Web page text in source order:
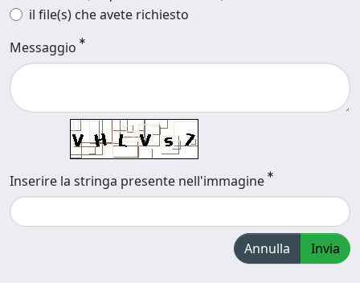
il file(s) che avete richiesto
Messaggio
Inserire la stringa presente nell'immagine
Annulla Invia